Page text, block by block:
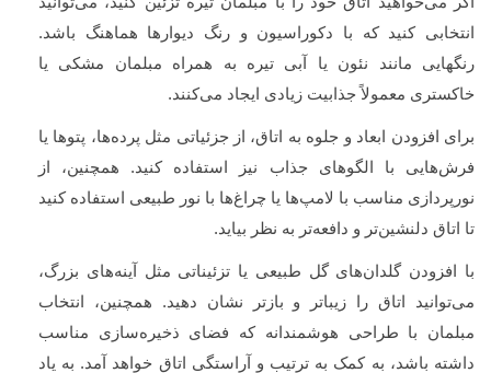
انتخابی کنید که با دکوراسیون و رنگ دیوارها هماهنگ باشد.
رنگهایی مانند نئون یا آبی تیره به همراه مبلمان مشکی یا
خاکستری معمولاً جذابیت زیادی ایجاد می‌کنند.
برای افزودن ابعاد و جلوه به اتاق، از جزئیاتی مثل پرده‌ها، پتوها یا
فرش‌هایی با الگوهای جذاب نیز استفاده کنید. همچنین، از
نورپردازی مناسب با لامپ‌ها یا چراغ‌ها با نور طبیعی استفاده کنید
تا اتاق دلنشین‌تر و دافعه‌تر به نظر بیاید.
با افزودن گلدان‌های گل طبیعی یا تزئیناتی مثل آینه‌های بزرگ،
می‌توانید اتاق را زیباتر و بازتر نشان دهید. همچنین، انتخاب
مبلمان با طراحی هوشمندانه که فضای ذخیره‌سازی مناسب
داشته باشد، به کمک به ترتیب و آراستگی اتاق خواهد آمد. به یاد